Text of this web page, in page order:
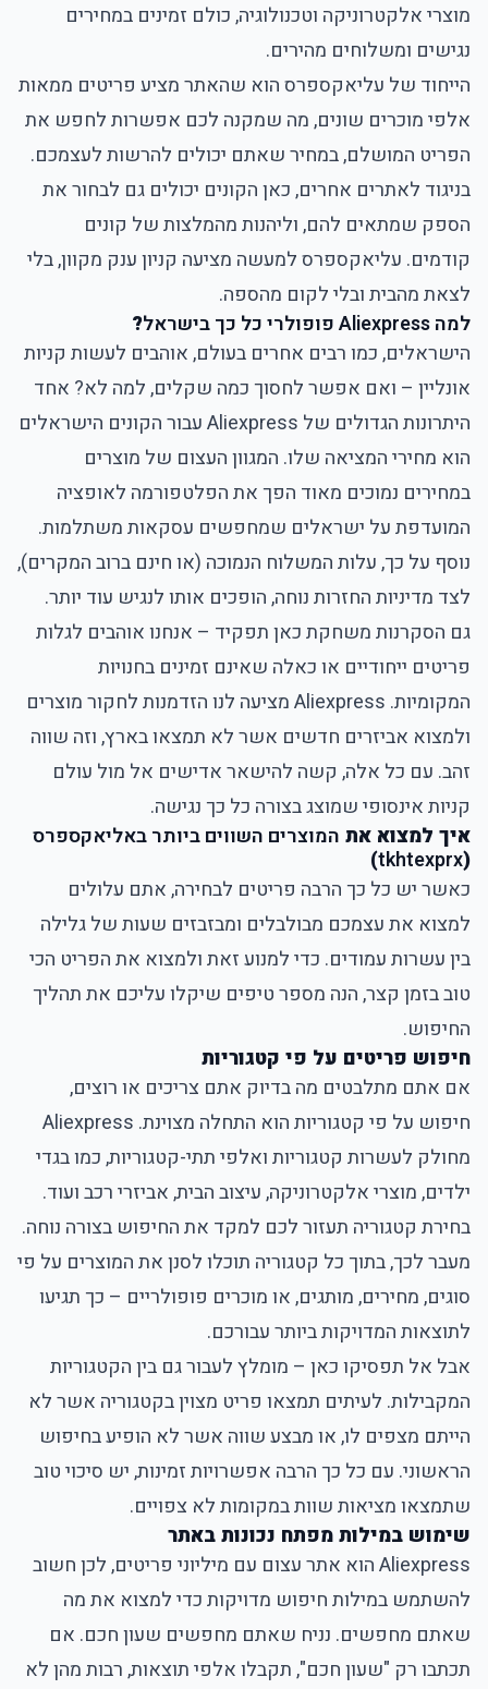
מוצרי אלקטרוניקה וטכנולוגיה, כולם זמינים במחירים
נגישים ומשלוחים מהירים.
הייחוד של עליאקספרס הוא שהאתר מציע פריטים ממאות
אלפי מוכרים שונים, מה שמקנה לכם אפשרות לחפש את
הפריט המושלם, במחיר שאתם יכולים להרשות לעצמכם.
בניגוד לאתרים אחרים, כאן הקונים יכולים גם לבחור את
הספק שמתאים להם, וליהנות מהמלצות של קונים
קודמים. עליאקספרס למעשה מציעה קניון ענק מקוון, בלי
לצאת מהבית ובלי לקום מהספה.
למה Aliexpress פופולרי כל כך בישראל
?
הישראלים, כמו רבים אחרים בעולם, אוהבים לעשות קניות
אונליין – ואם אפשר לחסוך כמה שקלים, למה לא? אחד
היתרונות הגדולים של Aliexpress עבור הקונים הישראלים
הוא מחירי המציאה שלו. המגוון העצום של מוצרים
במחירים נמוכים מאוד הפך את הפלטפורמה לאופציה
המועדפת על ישראלים שמחפשים עסקאות משתלמות.
נוסף על כך, עלות המשלוח הנמוכה (או חינם ברוב המקרים),
לצד מדיניות החזרות נוחה, הופכים אותו לנגיש עוד יותר.
גם הסקרנות משחקת כאן תפקיד – אנחנו אוהבים לגלות
פריטים ייחודיים או כאלה שאינם זמינים בחנויות
המקומיות. Aliexpress מציעה לנו הזדמנות לחקור מוצרים
ולמצוא אביזרים חדשים אשר לא תמצאו בארץ, וזה שווה
זהב. עם כל אלה, קשה להישאר אדישים אל מול עולם
קניות אינסופי שמוצג בצורה כל כך נגישה.
איך למצוא את המוצרים השווים ביותר באליאקספרס
(
tkhtexprx
)
כאשר יש כל כך הרבה פריטים לבחירה, אתם עלולים
למצוא את עצמכם מבולבלים ומבזבזים שעות של גלילה
בין עשרות עמודים. כדי למנוע זאת ולמצוא את הפריט הכי
טוב בזמן קצר, הנה מספר טיפים שיקלו עליכם את תהליך
החיפוש.
חיפוש פריטים על פי קטגוריות
אם אתם מתלבטים מה בדיוק אתם צריכים או רוצים,
חיפוש על פי קטגוריות הוא התחלה מצוינת. Aliexpress
מחולק לעשרות קטגוריות ואלפי תתי-קטגוריות, כמו בגדי
ילדים, מוצרי אלקטרוניקה, עיצוב הבית, אביזרי רכב ועוד.
בחירת קטגוריה תעזור לכם למקד את החיפוש בצורה נוחה.
מעבר לכך, בתוך כל קטגוריה תוכלו לסנן את המוצרים על פי
סוגים, מחירים, מותגים, או מוכרים פופולריים – כך תגיעו
לתוצאות המדויקות ביותר עבורכם.
אבל אל תפסיקו כאן – מומלץ לעבור גם בין הקטגוריות
המקבילות. לעיתים תמצאו פריט מצוין בקטגוריה אשר לא
הייתם מצפים לו, או מבצע שווה אשר לא הופיע בחיפוש
הראשוני. עם כל כך הרבה אפשרויות זמינות, יש סיכוי טוב
שתמצאו מציאות שוות במקומות לא צפויים.
שימוש במילות מפתח נכונות באתר
Aliexpress הוא אתר עצום עם מיליוני פריטים, לכן חשוב
להשתמש במילות חיפוש מדויקות כדי למצוא את מה
שאתם מחפשים. נניח שאתם מחפשים שעון חכם. אם
תכתבו רק "שעון חכם", תקבלו אלפי תוצאות, רבות מהן לא